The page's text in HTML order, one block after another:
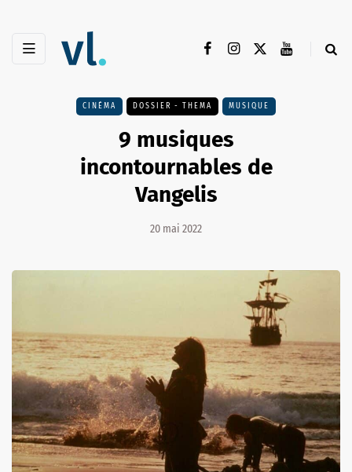
CINÉMA DOSSIER - THEMA MUSIQUE
9 musiques
incontournables de
Vangelis
20 mai 2022